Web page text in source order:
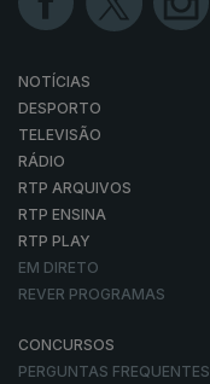
NOTÍCIAS
DESPORTO
TELEVISÃO
RÁDIO
RTP ARQUIVOS
RTP ENSINA
RTP PLAY
EM DIRETO
REVER PROGRAMAS
CONCURSOS
PERGUNTAS FREQUENTES